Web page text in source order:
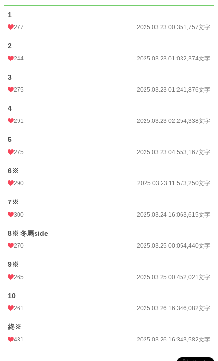
・受けが終始可哀想な目に合います
・展開が非常に早い上に現実的では無いため苦手な方は閲覧をおすすめできませ
ん
※マーク＝性描写
BL
更新日時
初回完結日時
週間ポイント 543 pt (13,806 位)
月間ポイント
年間ポイント
1
277 2025.03.23 00:351,757文字
2
244 2025.03.23 01:032,374文字
3
275 2025.03.23 01:241,876文字
4
291 2025.03.23 02:254,338文字
5
275 2025.03.23 04:553,167文字
6※
290 2025.03.23 11:573,250文字
7※
300 2025.03.24 16:063,615文字
8※ 冬馬side
270 2025.03.25 00:054,440文字
9※
265 2025.03.25 00:452,021文字
10
261 2025.03.26 16:346,082文字
終※
431 2025.03.26 16:343,582文字